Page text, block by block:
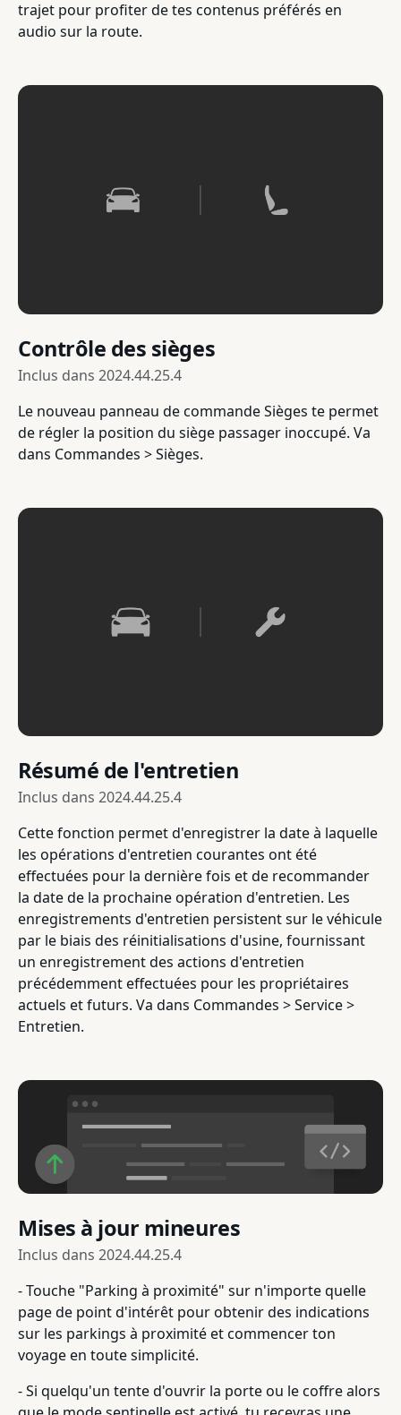
trajet pour profiter de tes contenus préférés en
audio sur la route.
Contrôle des sièges
Inclus dans 2024.44.25.4
Le nouveau panneau de commande Sièges te permet
de régler la position du siège passager inoccupé. Va
dans Commandes > Sièges.
Résumé de l'entretien
Inclus dans 2024.44.25.4
Cette fonction permet d'enregistrer la date à laquelle
les opérations d'entretien courantes ont été
effectuées pour la dernière fois et de recommander
la date de la prochaine opération d'entretien. Les
enregistrements d'entretien persistent sur le véhicule
par le biais des réinitialisations d'usine, fournissant
un enregistrement des actions d'entretien
précédemment effectuées pour les propriétaires
actuels et futurs. Va dans Commandes > Service >
Entretien.
Mises à jour mineures
Inclus dans 2024.44.25.4
- Touche "Parking à proximité" sur n'importe quelle
page de point d'intérêt pour obtenir des indications
sur les parkings à proximité et commencer ton
voyage en toute simplicité.
- Si quelqu'un tente d'ouvrir la porte ou le coffre alors